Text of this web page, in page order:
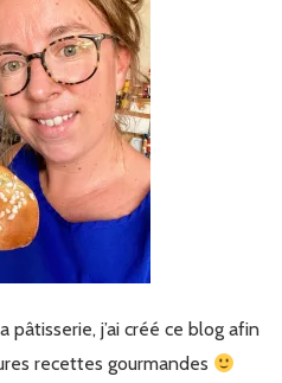
pâtisserie, j’ai créé ce blog afin
recettes gourmandes